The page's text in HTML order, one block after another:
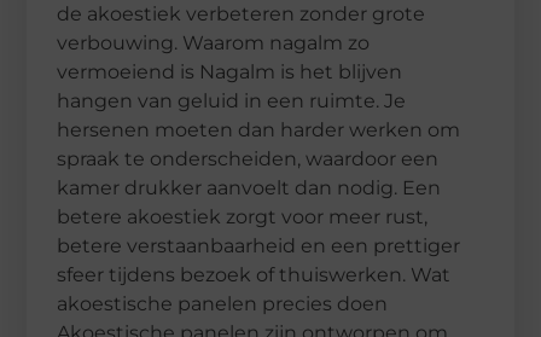
de akoestiek verbeteren zonder grote
verbouwing. Waarom nagalm zo
vermoeiend is Nagalm is het blijven
hangen van geluid in een ruimte. Je
hersenen moeten dan harder werken om
spraak te onderscheiden, waardoor een
kamer drukker aanvoelt dan nodig. Een
betere akoestiek zorgt voor meer rust,
betere verstaanbaarheid en een prettiger
sfeer tijdens bezoek of thuiswerken. Wat
akoestische panelen precies doen